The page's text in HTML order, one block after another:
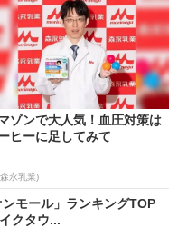
ゾンで大人気！血圧対策は
ヒーに足してみて
永乳業)
ンモール」ランキングTOP
クタウ...